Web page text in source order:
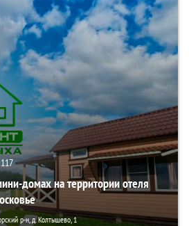
117
домах на территории отеля
р-н, д. Колтышево, 1